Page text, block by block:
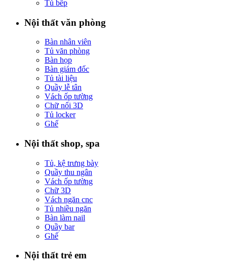
Tủ bếp
Nội thất văn phòng
Bàn nhân viên
Tủ văn phòng
Bàn họp
Bàn giám đốc
Tủ tài liệu
Quầy lễ tân
Vách ốp tường
Chữ nổi 3D
Tủ locker
Ghế
Nội thất shop, spa
Tủ, kệ trưng bày
Quầy thu ngân
Vách ốp tường
Chữ 3D
Vách ngăn cnc
Tủ nhiều ngăn
Bàn làm nail
Quầy bar
Ghế
Nội thất trẻ em